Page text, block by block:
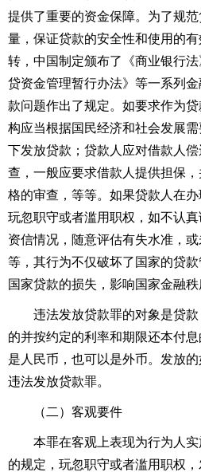
提供了重要的资金保障。为了规
量，保证贷款的安全性和使用的
转，中国制定颁布了《商业银行
贷资金管理暂行办法》等一系列
款问题作出了规定。如要求作为
构应当根据国民经济和社会发展
下发放贷款；贷款人应对借款人
查，一般应要求借款人提供担保
格的审查，等等。如果贷款人在办
玩忽职守或者滥用职权，如不认
资信情况，随意评估有失水准，
等，其行为不仅破坏了国家的贷
国家贷款的损失，影响国家金融秩
违法发放贷款罪的对象是贷
的并按约定的利率和期限还本付
是人民币，也可以是外币。发放
违法发放贷款罪。
（二）客观要件
本罪在客观上表现为行为人
的规定，玩忽职守或者滥用职权